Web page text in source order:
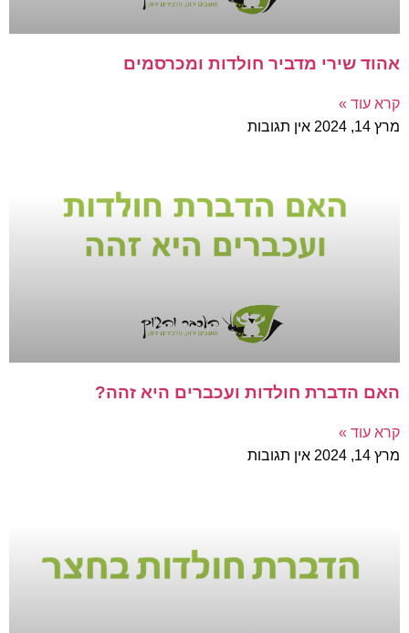
אהוד שירי מדביר חולדות ומכרסמים
קרא עוד »
מרץ 14, 2024
אין תגובות
האם הדברת חולדות ועכברים היא זהה?
קרא עוד »
מרץ 14, 2024
אין תגובות